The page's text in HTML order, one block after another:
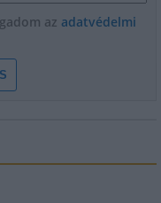
az adatvédelmi